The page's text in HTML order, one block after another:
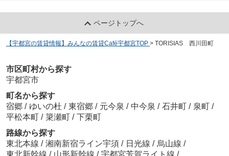
ページトップへ
【宇都宮の賃貸情報】みんなの賃貸Café宇都宮TOP > TORISIAS 西川田町
市区町村から探す
宇都宮市
町名から探す
宿郷 / ゆいの杜 / 東宿郷 / 元今泉 / 中今泉 / 石井町 / 泉町 /
平松本町 / 簗瀬町 / 下栗町
路線から探す
東北本線 / 湘南新宿ライン宇須 / 日光線 / 烏山線 /